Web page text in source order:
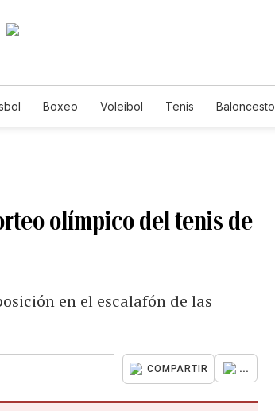
Boxeo Voleibol Tenis Baloncesto
olímpico del tenis de
en el escalafón de las
COMPARTIR ...